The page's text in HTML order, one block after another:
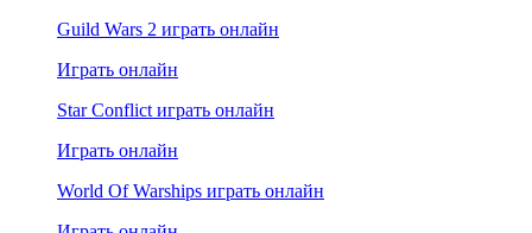
Guild Wars 2 играть онлайн
Играть онлайн
Star Conflict играть онлайн
Играть онлайн
World Of Warships играть онлайн